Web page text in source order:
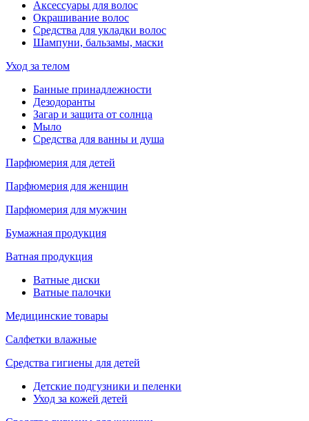
Аксессуары для волос
Окрашивание волос
Средства для укладки волос
Шампуни, бальзамы, маски
Уход за телом
Банные принадлежности
Дезодоранты
Загар и защита от солнца
Мыло
Средства для ванны и душа
Парфюмерия для детей
Парфюмерия для женщин
Парфюмерия для мужчин
Бумажная продукция
Ватная продукция
Ватные диски
Ватные палочки
Медицинские товары
Салфетки влажные
Средства гигиены для детей
Детские подгузники и пеленки
Уход за кожей детей